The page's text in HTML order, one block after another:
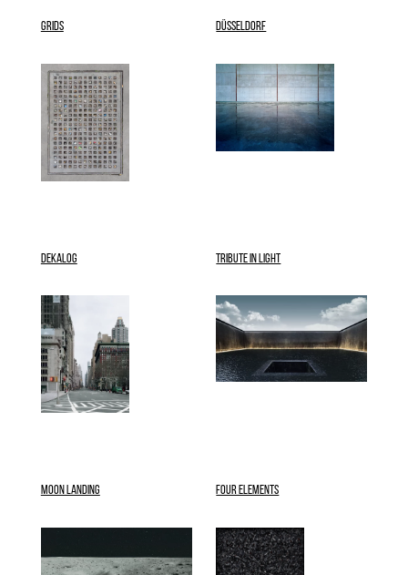
GRIDS DÜSSELDORF
DEKALOG TRIBUTE IN LIGHT
MOON LANDING FOUR ELEMENTS